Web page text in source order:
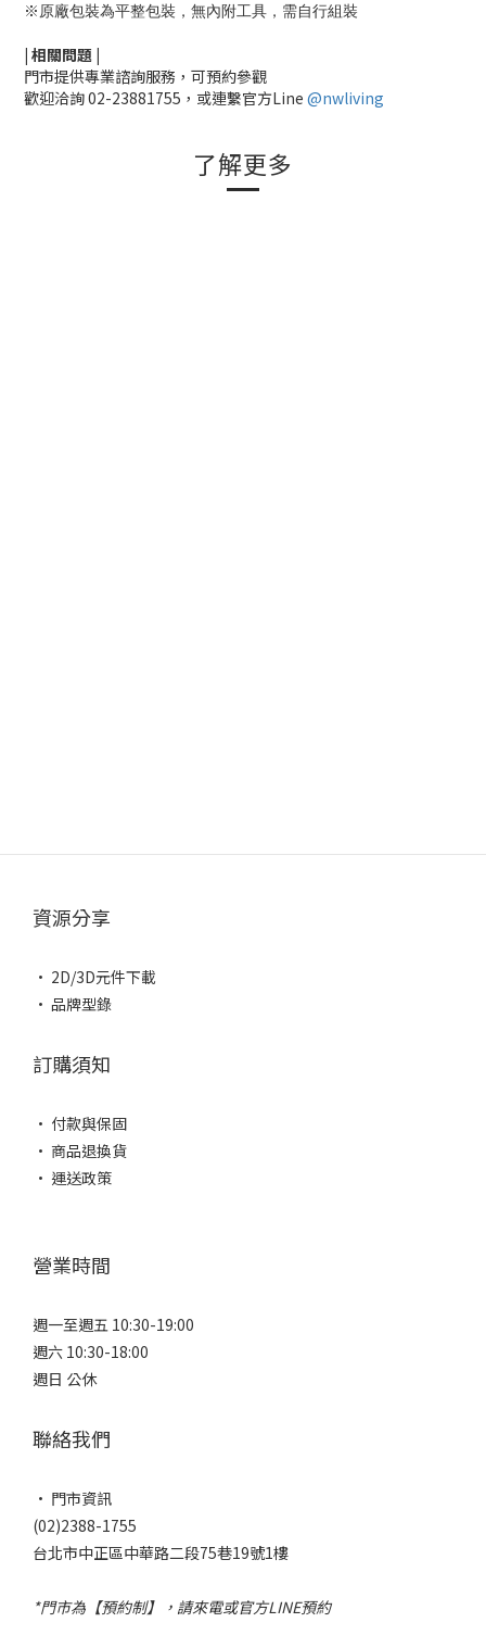
※ 原廠包裝為平整包裝，無內附工具，需自行組裝
| 相關問題 |
門市提供專業諮詢服務，可預約參觀
歡迎洽詢02-23881755， 或連繫官方Line @nwliving
了解更多
資源分享
• 2D/3D元件下載
• 品牌型錄
訂購須知
• 付款與保固
• 商品退換貨
• 運送政策
營業時間
週一至週五 10:30-19:00
週六 10:30-18:00
週日 公休
聯絡我們
• 門市資訊
(02)2388-1755
台北市中正區中華路二段75巷19號1樓
*門市為【預約制】，請來電或官方LINE預約